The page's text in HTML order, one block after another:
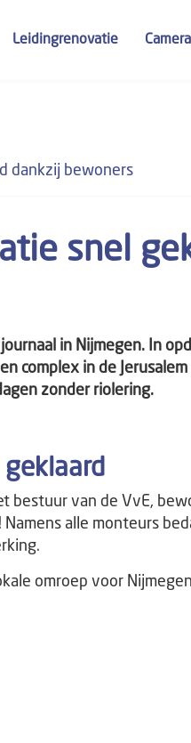
Leidingrenovatie
dankzij bewoners
snel
in Nijmegen. In
complex in de
zonder riolering.
bestuur van de VvE,
alle monteurs
omroep voor